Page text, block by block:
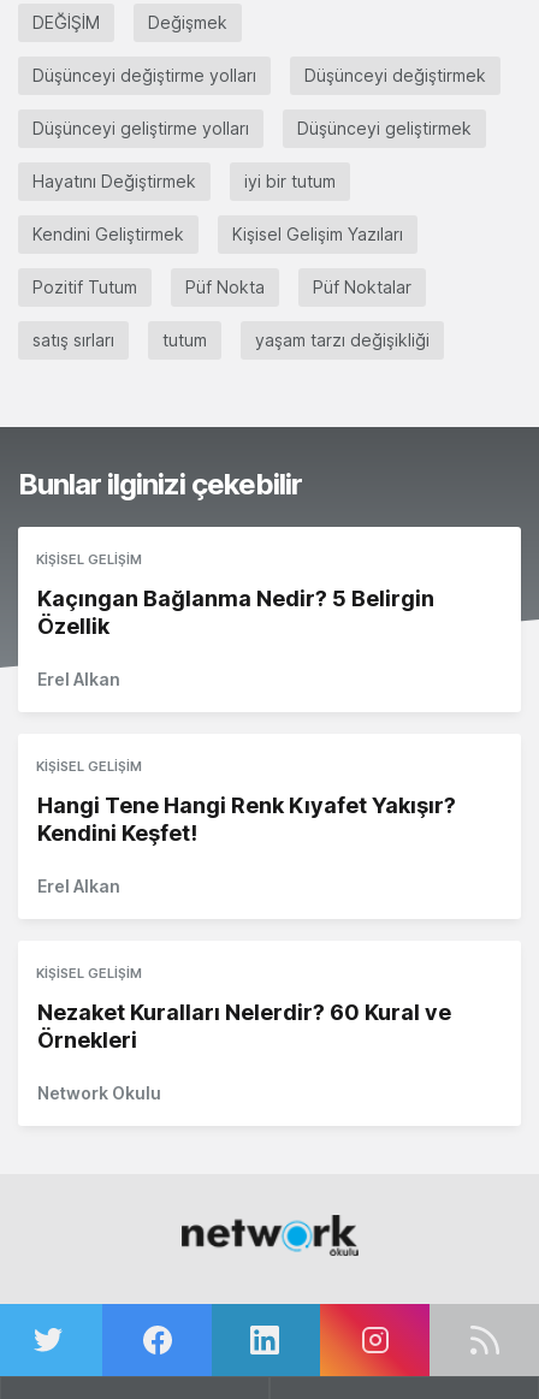
DEĞİŞİM Değişmek
Düşünceyi değiştirme yolları Düşünceyi değiştirmek
Düşünceyi geliştirme yolları Düşünceyi geliştirmek
Hayatını Değiştirmek iyi bir tutum
Kendini Geliştirmek Kişisel Gelişim Yazıları
Pozitif Tutum Püf Nokta Püf Noktalar
satış sırları tutum yaşam tarzı değişikliği
Bunlar ilginizi çekebilir
KIŞISEL GELIŞIM
Kaçıngan Bağlanma Nedir? 5 Belirgin
Özellik
Erel Alkan
KIŞISEL GELIŞIM
Hangi Tene Hangi Renk Kıyafet Yakışır?
Kendini Keşfet!
Erel Alkan
KIŞISEL GELIŞIM
Nezaket Kuralları Nelerdir? 60 Kural ve
Örnekleri
Network Okulu